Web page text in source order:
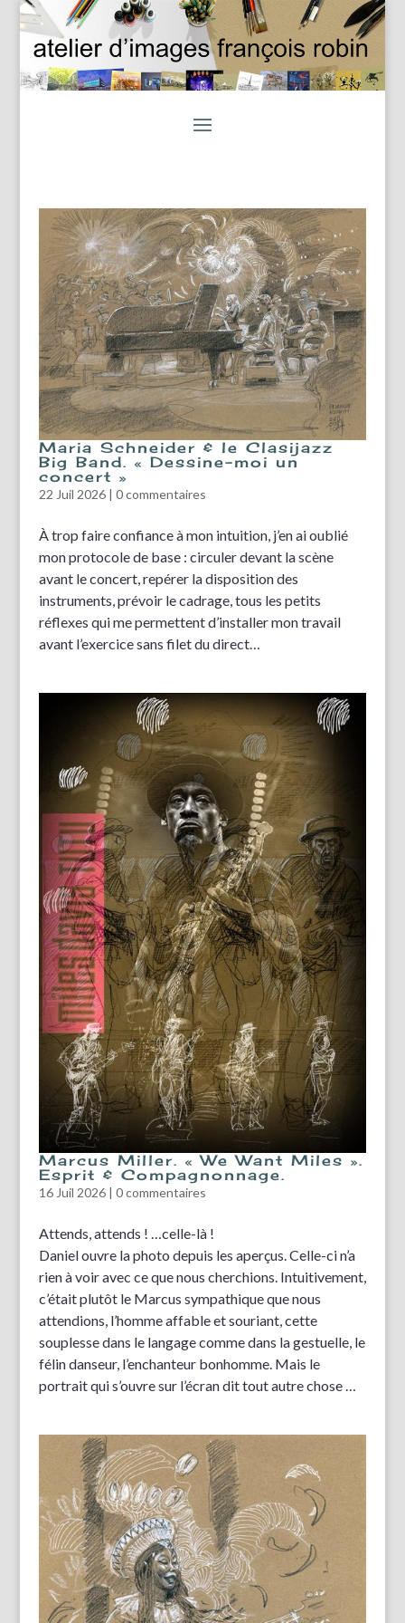
Maria Schneider & le Clasijazz
Big Band. « Dessine-moi un
concert »
22 Juil 2026| 0 commentaires
À trop faire confiance à mon intuition, j’en ai oublié
mon protocole de base : circuler devant la scène
avant le concert, repérer la disposition des
instruments, prévoir le cadrage, tous les petits
réflexes qui me permettent d’installer mon travail
avant l’exercice sans filet du direct…
Marcus Miller. « We Want Miles ».
Esprit & Compagnonnage.
16 Juil 2026| 0 commentaires
Attends, attends ! …celle-là !
Daniel ouvre la photo depuis les aperçus. Celle-ci n’a
rien à voir avec ce que nous cherchions. Intuitivement,
c’était plutôt le Marcus sympathique que nous
attendions, l’homme affable et souriant, cette
souplesse dans le langage comme dans la gestuelle, le
félin danseur, l’enchanteur bonhomme. Mais le
portrait qui s’ouvre sur l’écran dit tout autre chose …